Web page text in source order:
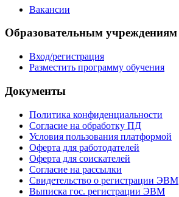
Вакансии
Образовательным учреждениям
Вход/регистрация
Разместить программу обучения
Документы
Политика конфиденциальности
Согласие на обработку ПД
Условия пользования платформой
Оферта для работодателей
Оферта для соискателей
Согласие на рассылки
Свидетельство о регистрации ЭВМ
Выписка гос. регистрации ЭВМ